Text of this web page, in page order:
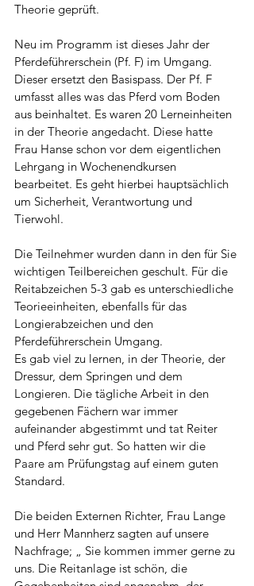
Theorie geprüft.
Neu im Programm ist dieses Jahr der
Pferdeführerschein (Pf. F) im Umgang.
Dieser ersetzt den Basispass. Der Pf. F
umfasst alles was das Pferd vom Boden
aus beinhaltet. Es waren 20 Lerneinheiten
in der Theorie angedacht. Diese hatte
Frau Hanse schon vor dem eigentlichen
Lehrgang in Wochenendkursen
bearbeitet. Es geht hierbei hauptsächlich
um Sicherheit, Verantwortung und
Tierwohl.
Die Teilnehmer wurden dann in den für Sie
wichtigen Teilbereichen geschult. Für die
Reitabzeichen 5-3 gab es unterschiedliche
Teorieeinheiten, ebenfalls für das
Longierabzeichen und den
Pferdeführerschein Umgang.
Es gab viel zu lernen, in der Theorie, der
Dressur, dem Springen und dem
Longieren. Die tägliche Arbeit in den
gegebenen Fächern war immer
aufeinander abgestimmt und tat Reiter
und Pferd sehr gut. So hatten wir die
Paare am Prüfungstag auf einem guten
Standard.
Die beiden Externen Richter, Frau Lange
und Herr Mannherz sagten auf unsere
Nachfrage; „ Sie kommen immer gerne zu
uns. Die Reitanlage ist schön, die